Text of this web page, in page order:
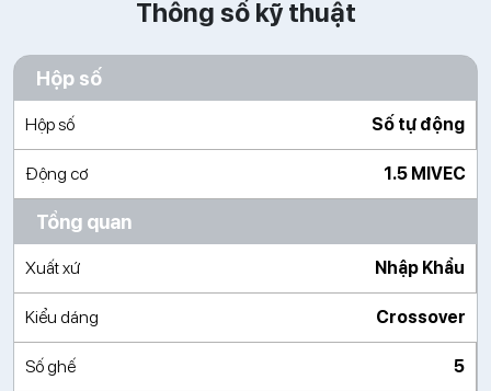
Thông số kỹ thuật
Hộp số
Hộp số Số tự động
Động cơ 1.5 MIVEC
Tổng quan
Xuất xứ Nhập Khẩu
Kiểu dáng Crossover
Số ghế 5